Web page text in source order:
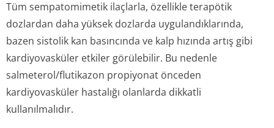
Tüm sempatomimetik ilaçlarla, özellikle terapötik
dozlardan daha yüksek dozlarda uygulandıklarında,
bazen sistolik kan basıncında ve kalp hızında artış gibi
kardiyovasküler etkiler görülebilir. Bu nedenle
salmeterol/flu­tikazon propiyonat önceden
kardiyovasküler hastalığı olanlarda dikkatli
kullanılmalıdır.